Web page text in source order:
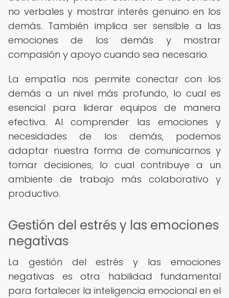
no verbales y mostrar interés genuino en los
demás. También implica ser sensible a las
emociones de los demás y mostrar
compasión y apoyo cuando sea necesario.
La empatía nos permite conectar con los
demás a un nivel más profundo, lo cual es
esencial para liderar equipos de manera
efectiva. Al comprender las emociones y
necesidades de los demás, podemos
adaptar nuestra forma de comunicarnos y
tomar decisiones, lo cual contribuye a un
ambiente de trabajo más colaborativo y
productivo.
Gestión del estrés y las emociones
negativas
La gestión del estrés y las emociones
negativas es otra habilidad fundamental
para fortalecer la inteligencia emocional en el